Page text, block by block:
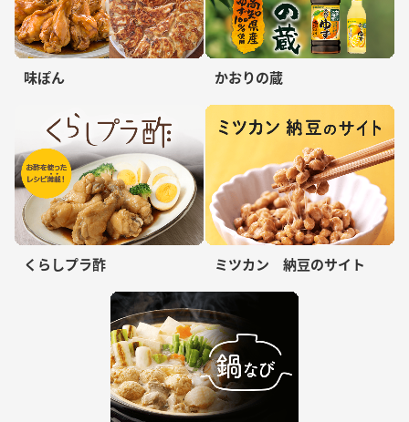
味ぽん かおりの蔵
くらしプラ酢 ミツカン 納豆のサイト